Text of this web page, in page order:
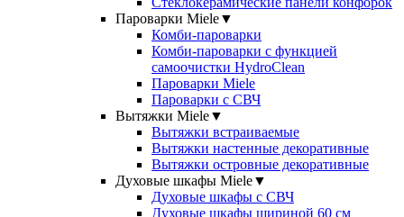
Пароварки Miele▼
Комби-пароварки
Комби-пароварки с функцией
самоочистки HydroClean
Пароварки Miele
Пароварки с СВЧ
Вытяжки Miele▼
Вытяжки встраиваемые
Вытяжки настенные декоративные
Вытяжки островные декоративные
Духовые шкафы Miele▼
Духовые шкафы с СВЧ
Духовые шкафы шириной 60 см